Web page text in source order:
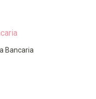
Bancaria